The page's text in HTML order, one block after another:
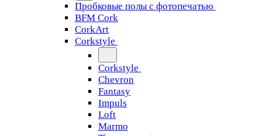
Пробковые полы с фотопечатью
BFM Cork
CorkArt
Corkstyle
Corkstyle
Chevron
Fantasy
Impuls
Loft
Marmo